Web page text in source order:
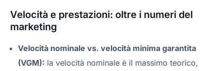
Velocità e prestazioni: oltre i numeri del
marketing
Velocità nominale vs. velocità minima garantita
(VGM): la velocità nominale è il massimo teorico,